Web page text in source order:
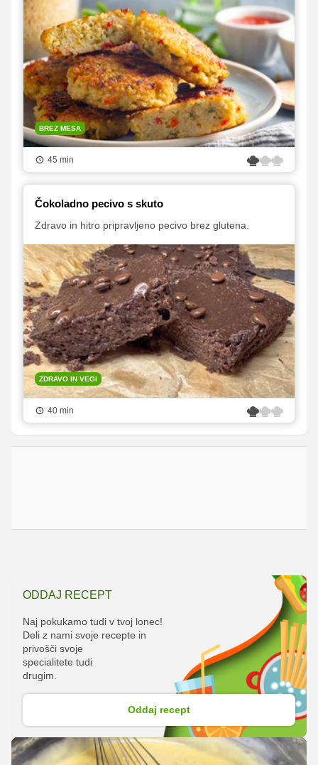
BREZ MESA
45 min
Čokoladno pecivo s skuto
Zdravo in hitro pripravljeno pecivo brez glutena.
ZDRAVO IN VEGI
40 min
ODDAJ RECEPT
Naj pokukamo tudi v tvoj lonec!
Deli z nami svoje recepte in
privošči svoje
specialitete tudi
drugim.
Oddaj recept